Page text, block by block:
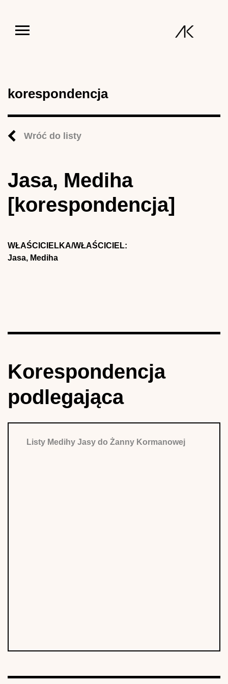
korespondencja
Wróć do listy
Jasa, Mediha
[korespondencja]
WŁAŚCICIELKA/WŁAŚCICIEL:
Jasa, Mediha
Korespondencja
podlegająca
Listy Medihy Jasy do Żanny Kormanowej